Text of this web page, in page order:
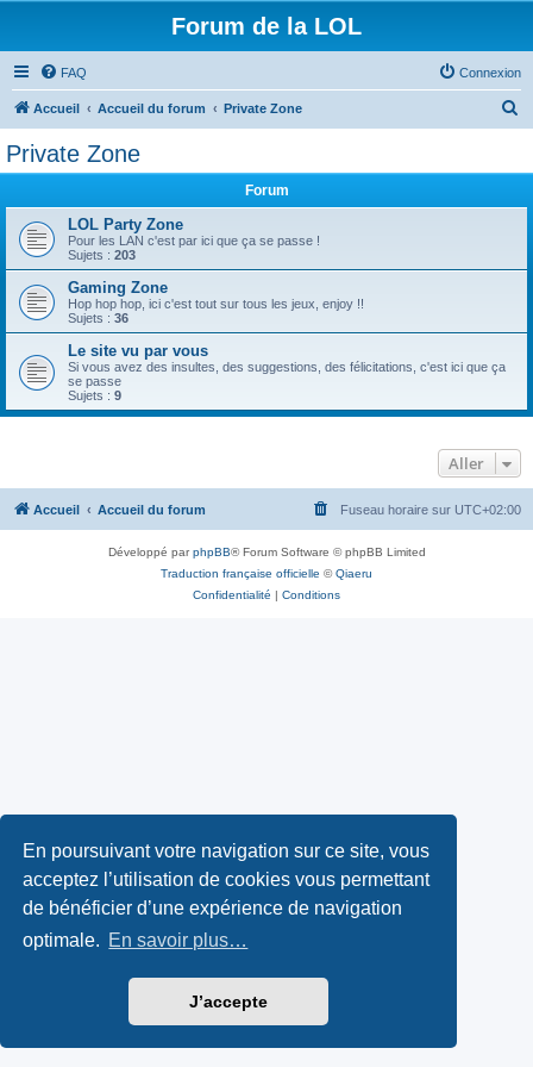
En poursuivant votre navigation sur ce site, vous
acceptez l’utilisation de cookies vous permettant
de bénéficier d’une expérience de navigation
optimale. En savoir plus…
J’accepte
Forum de la LOL
FAQ Connexion
Accueil Accueil du forum Private Zone
e
Private Zone
Forum
LOL Party Zone
Pour les LAN c'est par ici que ça se passe !
Sujets : 203
Gaming Zone
Hop hop hop, ici c'est tout sur tous les jeux, enjoy !!
Sujets : 36
Le site vu par vous
Si vous avez des insultes, des suggestions, des félicitations, c'est ici que ça
se passe
Sujets : 9
Aller
Accueil Accueil du forum Fuseau horaire sur UTC+02:00
Développé parphpBB® Forum Software © phpBB Limited
Traduction française officielle ©Qiaeru
Confidentialité | Conditions